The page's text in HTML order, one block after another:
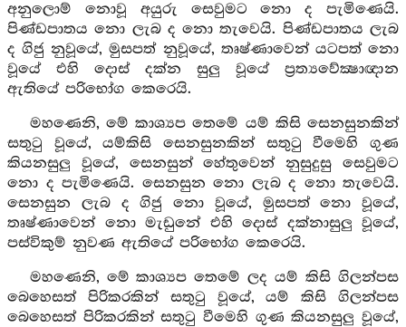
අනුලොම් නොවූ අයුරු සෙවුමට නො ද පැමිණෙයි.
පිණ්ඩපාතය නො ලැබ ද නො තැවෙයි. පිණ්ඩපාතය ලැබ
ද ගිජු නුවූයේ, මුසපත් නුවූයේ, තෘෂ්ණාවෙන් යටපත් නො
වූයේ එහි දොස් දක්න සුලු වූයේ ප්‍රත්‍යවේක්‍ෂාඥාන
ඇතියේ පරිභෝග කෙරෙයි.
මහණෙනි, මේ කාශ්‍යප තෙමේ යම් කිසි සෙනසුනකින්
සතුටු වූයේ, යම්කිසි සෙනසුනකින් සතුටු වීමෙහි ගුණ
කියනසුලු වූයේ, සෙනසුන් හේතුවෙන් නුසුදුසු සෙවුමට
නො ද පැමිණෙයි. සෙනසුන නො ලැබ ද නො තැවෙයි.
සෙනසුන ලැබ ද ගිජු නො වූයේ, මුසපත් නො වූයේ,
තෘෂ්ණාවෙන් නො මැඩුනේ එහි දොස් දක්නාසුලු වූයේ,
පස්විකුම් නුවණ ඇතියේ පරිභෝග කෙරෙයි.
මහණෙනි, මේ කාශ්‍යප තෙමේ ලද යම් කිසි ගිලන්පස
බෙහෙසත් පිරිකරකින් සතුටු වූයේ, යම් කිසි ගිලන්පස
බෙහෙසත් පිරිකරකින් සතුටු වීමෙහි ගුණ කියනසුලු වූයේ,